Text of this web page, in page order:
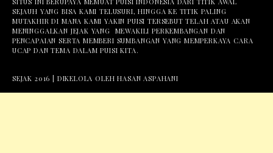
SEJAUH YANG BISA KAMI TELUSURI, HINGGA KE TITIK PALING
MUTAKHIR DI MANA KAMI YAKIN PUISI TERSEBUT TELAH ATAU AKAN
MENINGGALKAN JEJAK YANG MEWAKILI PERKEMBANGAN DAN
PENCAPAIAN SERTA MEMBERI SUMBANGAN YANG MEMPERKAYA CARA
UCAP DAN TEMA DALAM PUISI KITA.
SEJAK 2016 | DIKELOLA OLEH HASAN ASPAHANI